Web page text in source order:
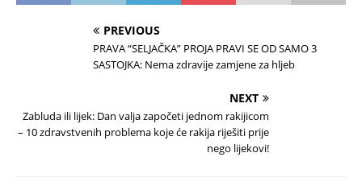
PREVIOUS
PRAVA “SELJAČKA” PROJA PRAVI SE OD SAMO 3
SASTOJKA: Nema zdravije zamjene za hljeb
NEXT
Zabluda ili lijek: Dan valja započeti jednom rakijicom
– 10 zdravstvenih problema koje će rakija riješiti prije
nego lijekovi!